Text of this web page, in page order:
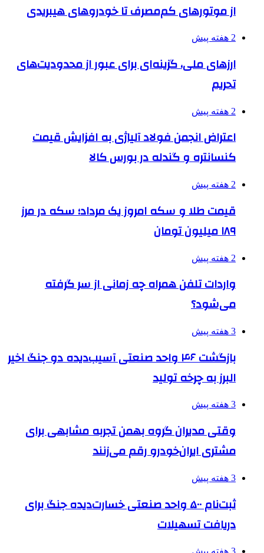
از موتورهای کم‌مصرف تا خودروهای هیبریدی
2 هفته پیش
ارزهای ملی، گزینه‌ای برای عبور از محدودیت‌های
تحریم
2 هفته پیش
اعتراض انجمن فولاد آلیاژی به افزایش قیمت
کنسانتره و گندله در بورس کالا
2 هفته پیش
قیمت طلا و سکه امروز یک مرداد؛ سکه در مرز
۱۸۹ میلیون تومان
2 هفته پیش
واردات تلفن همراه چه زمانی از سر گرفته
می‌شود؟
3 هفته پیش
بازگشت ۴۶ واحد صنعتی آسیب‌دیده دو جنگ اخیر
البرز به چرخه تولید
3 هفته پیش
وقتی مدیران گروه بهمن تجربه مشابهی برای
مشتری ایران‌خودرو رقم می‌زنند
3 هفته پیش
ثبت‌نام ۵۰۰ واحد صنعتی خسارت‌دیده جنگ برای
دریافت تسهیلات